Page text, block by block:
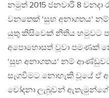
නමුත් 2015 ජනවාරි 8 වනදා
වනතෙක් ‘සුභ අනාගතය‘
යුතු කිසිවෙක් නීතිය හමුවට
අපොහොසත් වූවා පමණක්
‘සුභ අනාගතය‘ නම්
සැගවීමට නොහැකි වූයේ ඒ
චෝදනා ලැබූවන්